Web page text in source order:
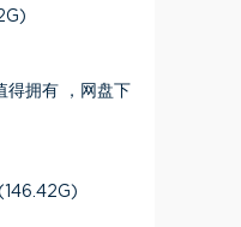
得拥有 ，网盘下